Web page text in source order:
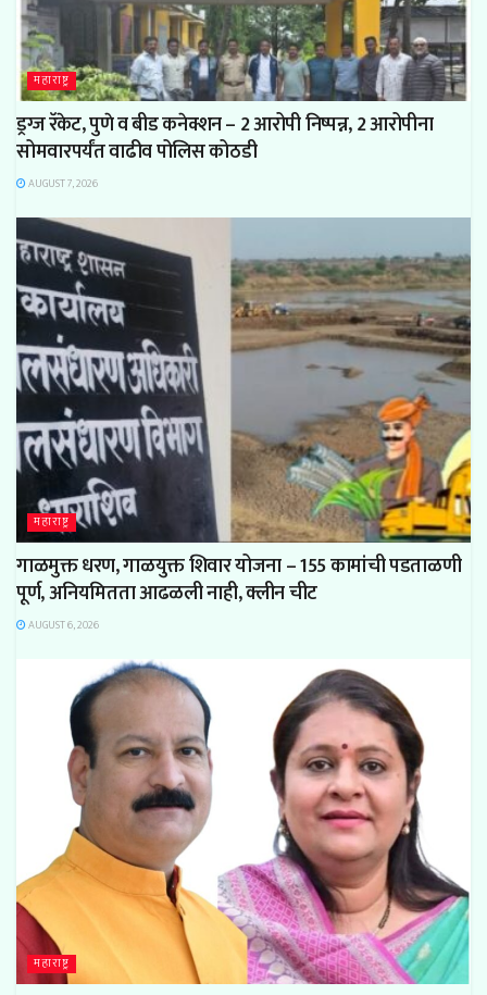
महाराष्ट्र
ड्रग्ज रॅकेट, पुणे व बीड कनेक्शन – 2 आरोपी निष्पन्न, 2 आरोपीना
सोमवारपर्यंत वाढीव पोलिस कोठडी
AUGUST 7, 2026
महाराष्ट्र
गाळमुक्त धरण, गाळयुक्त शिवार योजना – 155 कामांची पडताळणी
पूर्ण, अनियमितता आढळली नाही, क्लीन चीट
AUGUST 6, 2026
महाराष्ट्र